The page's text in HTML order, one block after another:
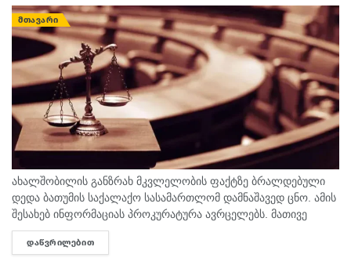
ᲛᲗᲐᲕᲐᲠᲘ
ახალშობილის განზრახ მკვლელობის ფაქტზე ბრალდებული
დედა ბათუმის საქალაქო სასამართლომ დამნაშავედ ცნო. ამის
შესახებ ინფორმაციას პროკურატურა ავრცელებს. მათივე
ინფორმაციით, საქმე ეხება, 22 თებერვალს, ბათუმის ერთ-
ერთი კლინიკაში მომხდარ ფაქტს, რა დროსაც კლინიკის ერთ-
ᲓᲐᲬᲕᲠᲘᲚᲔᲑᲘᲗ